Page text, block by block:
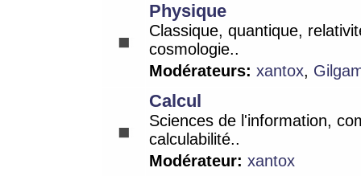
Physique
Classique, quantique,
cosmologie..
Modérateurs: xantox,
Calcul
Sciences de l'information,
calculabilité..
Modérateur: xantox